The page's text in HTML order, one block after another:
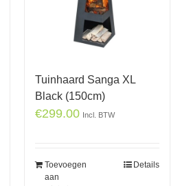
Tuinhaard Sanga XL
Black (150cm)
€299.00 Incl. BTW
Toevoegen
aan
Details